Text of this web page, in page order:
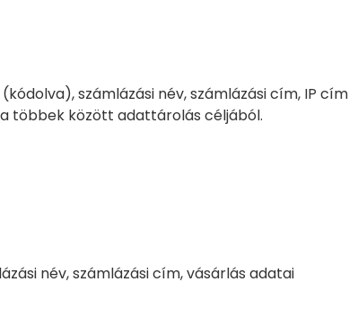
számlázási név, számlázási cím, IP cím
többek között adattárolás céljából.
név, számlázási cím, vásárlás adatai